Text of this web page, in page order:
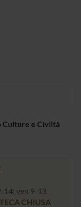
Culture e Civiltà
14; ven 9-13
CHIUSA